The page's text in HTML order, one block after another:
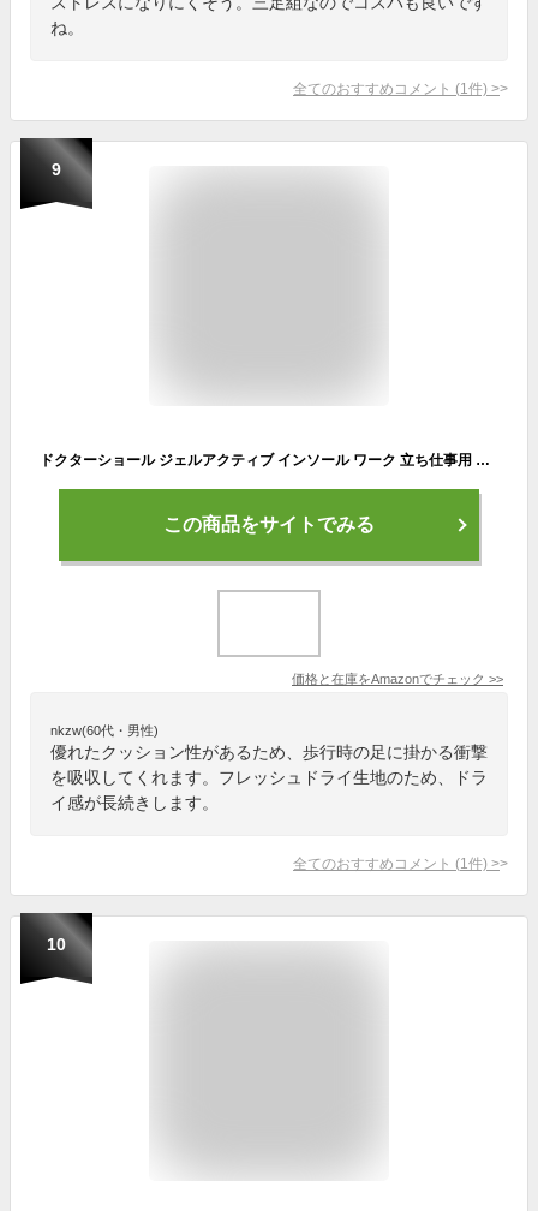
ね。
全てのおすすめコメント (1 件) >
9
ドクターショール ジェルアクティブ インソール ワーク 立ち仕事用 S (22.5cm-26.0cm)
この商品をサイトでみる
価格と在庫をAmazonでチェック >>
nkzw(60代・男性)
優れたクッション性があるため、歩行時の足に掛かる衝撃
を吸収してくれます。フレッシュドライ生地のため、ドラ
イ感が長続きします。
全てのおすすめコメント (1 件) >
10